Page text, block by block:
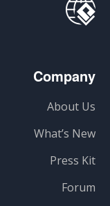
Company
About Us
What’s New
Press Kit
Forum